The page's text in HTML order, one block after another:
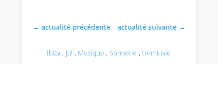
←actualité précédente actualité suivante→
Ibiza , Jul , Musique ,Sonnerie ,terminale